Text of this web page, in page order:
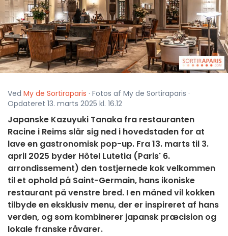
Ved My de Sortiraparis · Fotos af My de Sortiraparis ·
Opdateret 13. marts 2025 kl. 16.12
Japanske Kazuyuki Tanaka fra restauranten
Racine i Reims slår sig ned i hovedstaden for at
lave en gastronomisk pop-up. Fra 13. marts til 3.
april 2025 byder Hôtel Lutetia (Paris' 6.
arrondissement) den tostjernede kok velkommen
til et ophold på Saint-Germain, hans ikoniske
restaurant på venstre bred. I en måned vil kokken
tilbyde en eksklusiv menu, der er inspireret af hans
verden, og som kombinerer japansk præcision og
lokale franske råvarer.